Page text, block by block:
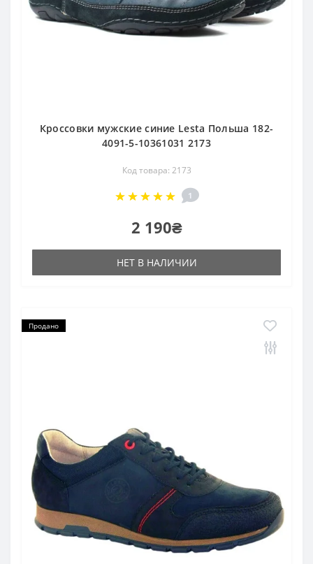
Кроссовки мужские синие Lesta Польша 182-
4091-5-10361031 2173
Код товара: 2173
1
2 190₴
НЕТ В НАЛИЧИИ
Продано